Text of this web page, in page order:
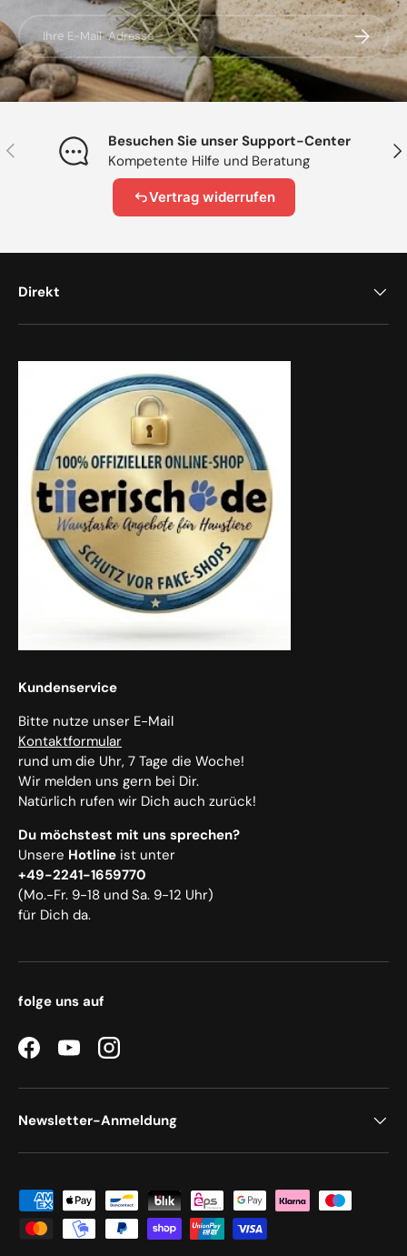
Vorherige
Besuchen Sie unser Support-Center
Kompetente Hilfe und Beratung
Vertrag widerrufen
Direkt
Kundenservice
Bitte nutze unser E-Mail
Kontaktformular
rund um die Uhr, 7 Tage die Woche!
Wir melden uns gern bei Dir.
Natürlich rufen wir Dich auch zurück!
Du möchstest mit uns sprechen?
Unsere Hotline ist unter
+49-2241-1659770
(Mo.-Fr. 9-18 und Sa. 9-12 Uhr)
für Dich da.
folge uns auf
FacebookYouTubeInstagram
Newsletter-Anmeldung
Zahlungsmethoden